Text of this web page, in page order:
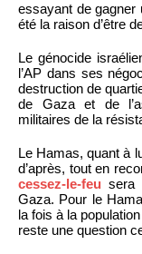
essayant de gagner
été la raison d’être
Le génocide
l’AP dans ses
destruction de
de Gaza et de
militaires de la
Le Hamas, quant à
d’après, tout en
cessez-le-feu sera
Gaza. Pour le
la fois à la
reste une question